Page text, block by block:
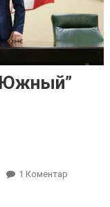
1 КоментарДо